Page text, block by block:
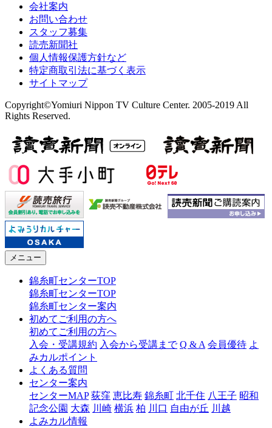
会社案内
お問い合わせ
スタッフ募集
読売新聞社
個人情報保護方針など
特定商取引法に基づく表示
サイトマップ
Copyright©Yomiuri Nippon TV Culture Center. 2005-2019 All
Rights Reserved.
メニュー
錦糸町センターTOP
錦糸町センターTOP
錦糸町センター案内
初めてご利用の方へ
初めてご利用の方へ
入会・受講規約 入会から受講まで Q & A 会員優待 よ
みカルポイント
よくある質問
センター案内
センターMAP 荻窪 恵比寿 錦糸町 北千住 八王子 昭和
記念公園 大森 川崎 横浜 柏 川口 自由が丘 川越
よみカル情報